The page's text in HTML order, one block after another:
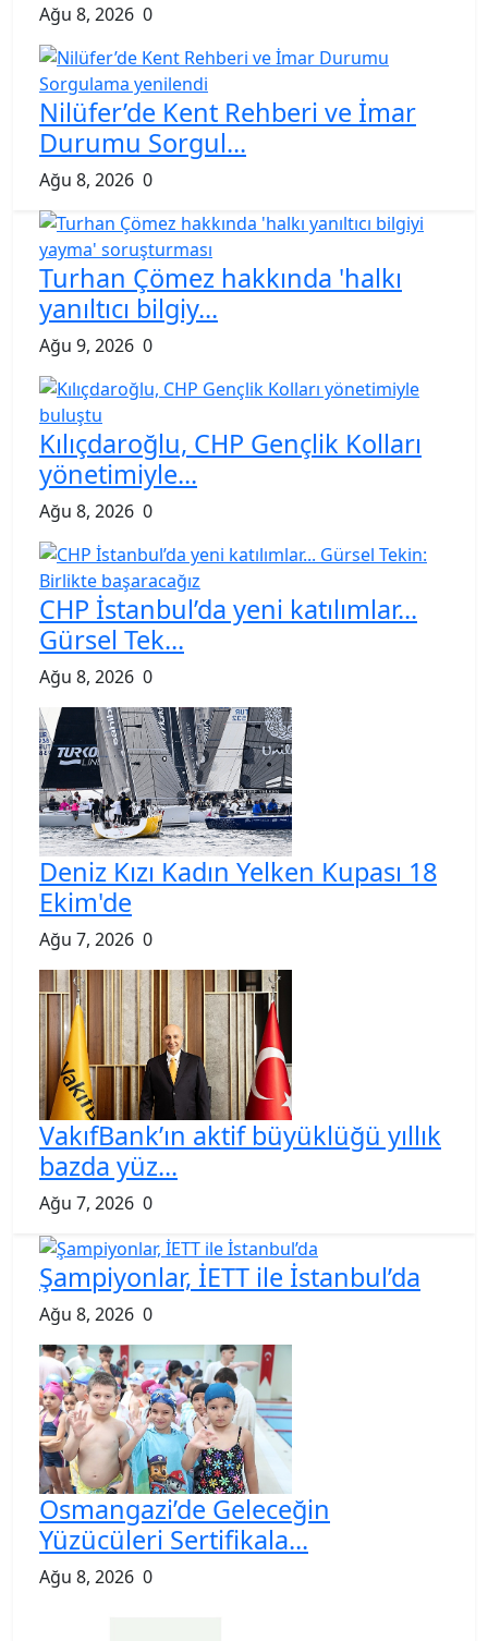
Ağu 8, 2026 0
Nilüfer’de Kent Rehberi ve İmar
Durumu Sorgul...
Ağu 8, 2026 0
Turhan Çömez hakkında 'halkı
yanıltıcı bilgiy...
Ağu 9, 2026 0
Kılıçdaroğlu, CHP Gençlik Kolları
yönetimiyle...
Ağu 8, 2026 0
CHP İstanbul’da yeni katılımlar...
Gürsel Tek...
Ağu 8, 2026 0
Deniz Kızı Kadın Yelken Kupası 18
Ekim'de
Ağu 7, 2026 0
VakıfBank’ın aktif büyüklüğü yıllık
bazda yüz...
Ağu 7, 2026 0
Şampiyonlar, İETT ile İstanbul’da
Ağu 8, 2026 0
Osmangazi’de Geleceğin
Yüzücüleri Sertifikala...
Ağu 8, 2026 0